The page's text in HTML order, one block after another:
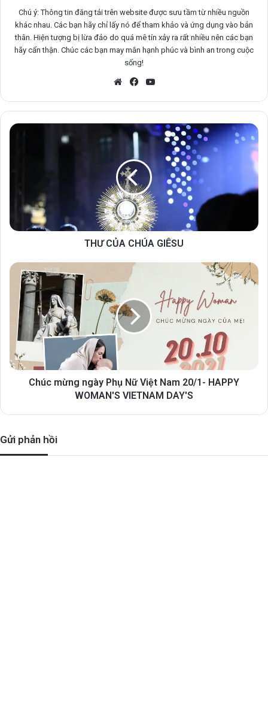
Chú ý: Thông tin đăng tải trên website được sưu tầm từ nhiều nguồn
khác nhau. Các bạn hãy chỉ lấy nó để tham khảo và ứng dụng vào bản
thân. Hiện tượng bị lừa đảo do quá mê tín xảy ra rất nhiều nên các bạn
hãy cẩn thận. Chúc các bạn may mắn hạnh phúc và bình an trong cuộc
sống!
WebsiteFacebook
THƯ CỦA CHÚA GIÊSU
Chúc mừng ngày Phụ Nữ Việt Nam 20/1- HAPPY
WOMAN'S VIETNAM DAY'S
Gửi phản hồi